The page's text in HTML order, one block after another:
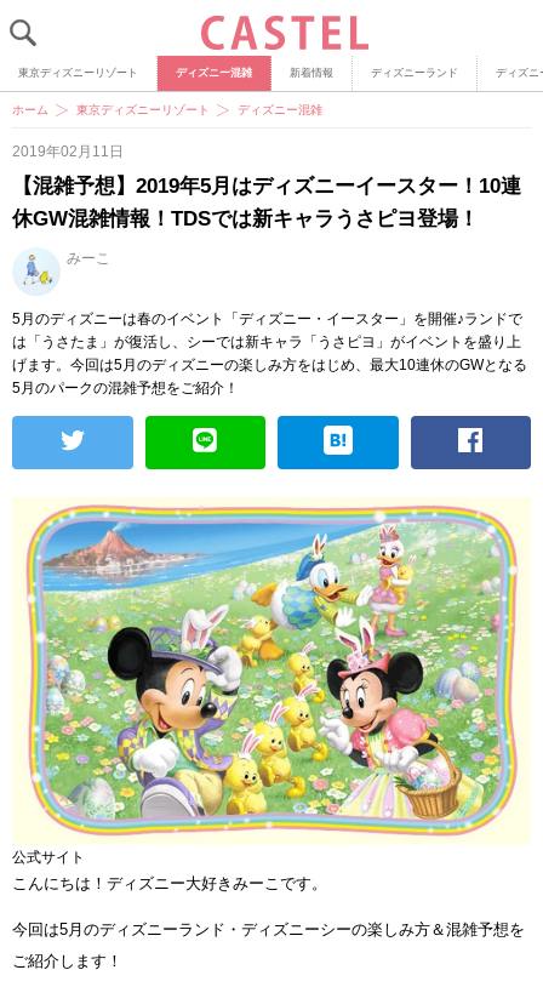
東京ディズニーリゾート ディズニー混雑 新着情報 ディズニーランド ディズニ
ホーム 東京ディズニーリゾート ディズニー混雑
2019年02月11日
【混雑予想】2019年5月はディズニーイースター！10連
休GW混雑情報！TDSでは新キャラうさピヨ登場！
みーこ
5月のディズニーは春のイベント「ディズニー・イースター」を開催♪ランドで
は「うさたま」が復活し、シーでは新キャラ「うさピヨ」がイベントを盛り上
げます。今回は5月のディズニーの楽しみ方をはじめ、最大10連休のGWとなる
5月のパークの混雑予想をご紹介！
公式サイト
こんにちは！ディズニー大好きみーこです。
今回は5月のディズニーランド・ディズニーシーの楽しみ方＆混雑予想を
ご紹介します！